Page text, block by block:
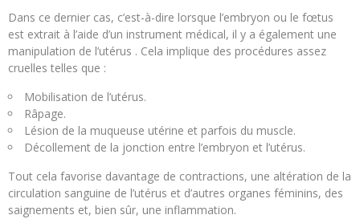
Dans ce dernier cas, c’est-à-dire lorsque l’embryon ou le fœtus
est extrait à l’aide d’un instrument médical, il y a également une
manipulation de l’utérus . Cela implique des procédures assez
cruelles telles que :
Mobilisation de l’utérus.
Râpage.
Lésion de la muqueuse utérine et parfois du muscle.
Décollement de la jonction entre l’embryon et l’utérus.
Tout cela favorise davantage de contractions, une altération de la
circulation sanguine de l’utérus et d’autres organes féminins, des
saignements et, bien sûr, une inflammation.